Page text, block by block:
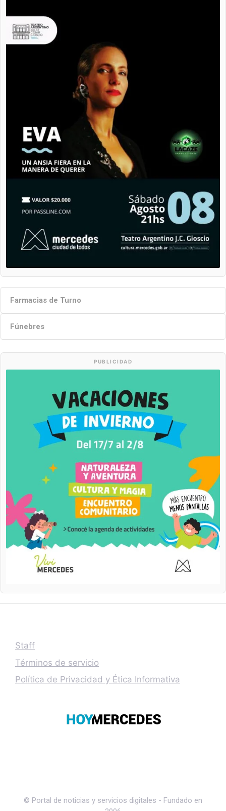
Farmacias de Turno
Fúnebres
PUBLICIDAD
Staff
Términos de servicio
Política de Privacidad y Ética Informativa
© Portal de noticias y servicios digitales - Fundado en